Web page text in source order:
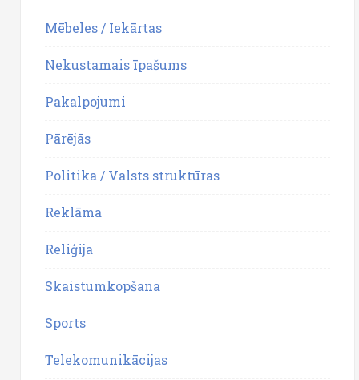
Mēbeles / Iekārtas
Nekustamais īpašums
Pakalpojumi
Pārējās
Politika / Valsts struktūras
Reklāma
Reliģija
Skaistumkopšana
Sports
Telekomunikācijas